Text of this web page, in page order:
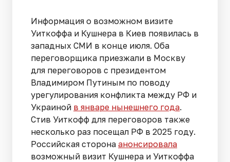
Информация о возможном визите
Уиткоффа и Кушнера в Киев появилась в
западных СМИ в конце июля. Оба
переговорщика приезжали в Москву
для переговоров с президентом
Владимиром Путиным по поводу
урегулирования конфликта между РФ и
Украиной в январе нынешнего года.
Стив Уиткофф для переговоров также
несколько раз посещал РФ в 2025 году.
Российская сторона анонсировала
возможный визит Кушнера и Уиткоффа